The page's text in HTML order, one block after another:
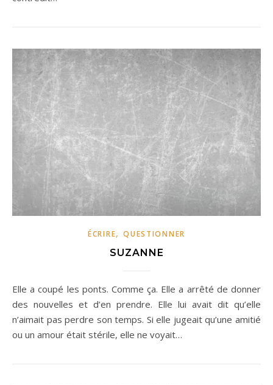
ÉCRIRE,QUESTIONNER
SUZANNE
Elle a coupé les ponts. Comme ça. Elle a arrêté de donner
des nouvelles et d’en prendre. Elle lui avait dit qu’elle
n’aimait pas perdre son temps. Si elle jugeait qu’une amitié
ou un amour était stérile, elle ne voyait…